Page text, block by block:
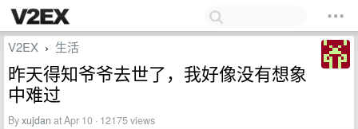
V2EX › 生活
昨天得知爷爷去世了，我好像没有想象
中难过
Byxujdan at Apr 10 · 12175 views